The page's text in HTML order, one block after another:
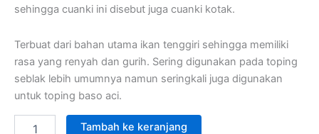
sehingga cuanki ini disebut juga cuanki kotak.
Terbuat dari bahan utama ikan tenggiri sehingga memiliki
rasa yang renyah dan gurih. Sering digunakan pada toping
seblak lebih umumnya namun seringkali juga digunakan
untuk toping baso aci.
Tambah ke keranjang